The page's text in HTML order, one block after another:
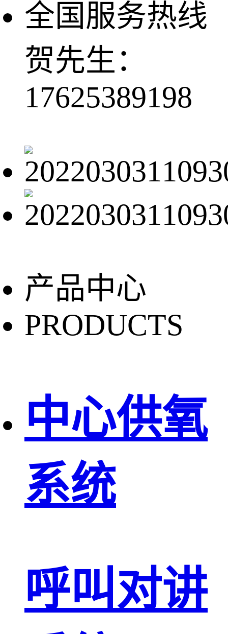
全国服务热线
贺先生：
17625389198
产品中心
PRODUCTS
中心供氧
系统
呼叫对讲